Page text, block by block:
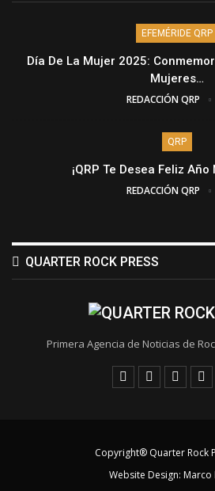
EFEMÉRIDE QRP
Día De La Mujer 2025:
Mujeres…
REDACCIÓN QRP
QRP
¡QRP Te Desea Feliz
REDACCIÓN QRP
QUARTER ROCK PRESS
Primera Agencia de Noticias de
Copyright® Quarter Rock
Website Design: Marco